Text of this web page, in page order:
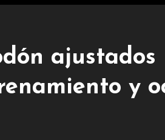
ajustados
y